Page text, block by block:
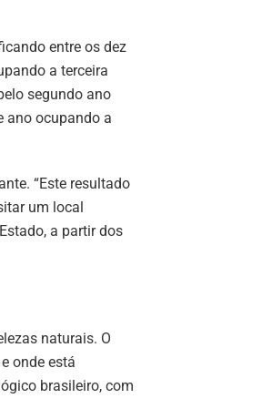
entre os dez
a terceira
segundo ano
ano ocupando a
“Este resultado
um local
a partir dos
naturais. O
onde está
brasileiro, com